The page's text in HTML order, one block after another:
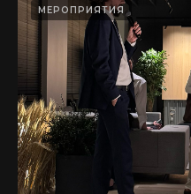
МЕРОПРИЯТИЯ